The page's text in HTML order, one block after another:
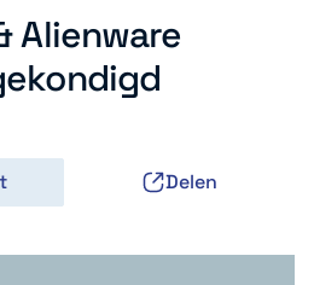
Alienware
Delen